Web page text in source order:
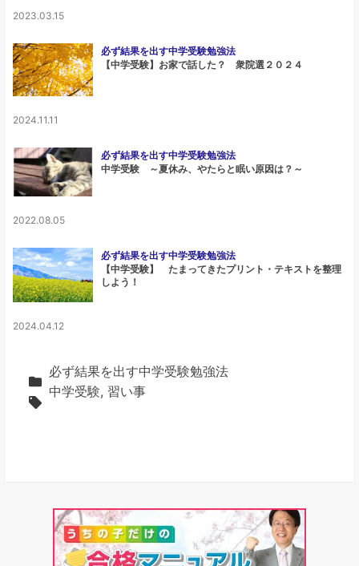
2023.03.15
必ず結果を出す中学受験勉強法
【中学受験】お家で話した？ 衆院選２０２４
2024.11.11
必ず結果を出す中学受験勉強法
中学受験 ～夏休み、やたらと眠い原因は？～
2022.08.05
必ず結果を出す中学受験勉強法
【中学受験】 たまってきたプリント・テキストを整理
しよう！
2024.04.12
必ず結果を出す中学受験勉強法
中学受験, 習い事